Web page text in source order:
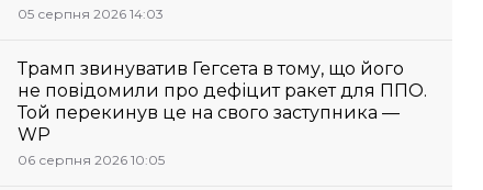
05 серпня 2026 14:03
Трамп звинуватив Гегсета в тому, що його
не повідомили про дефіцит ракет для ППО.
Той перекинув це на свого заступника —
WP
06 серпня 2026 10:05